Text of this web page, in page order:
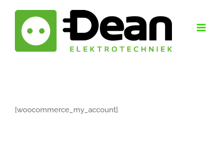
[woocommerce_my_account]